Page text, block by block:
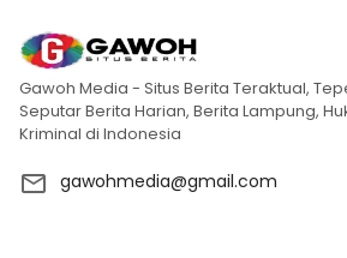
Gawoh Media - Situs Berita Teraktual,
Seputar Berita Harian, Berita Lampung,
Kriminal di Indonesia
gawohmedia@gmail.com